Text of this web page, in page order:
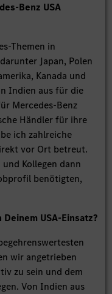
Benz USA
Themen in
Japan, Polen
Kanada und
Indien aus für die
Mercedes-Benz
Händler für ihre
ich zahlreiche
vor Ort betreut.
Kollegen dann
benötigten,
USA-Einsatz?
wir angetrieben
zu sein und dem
Von Indien aus